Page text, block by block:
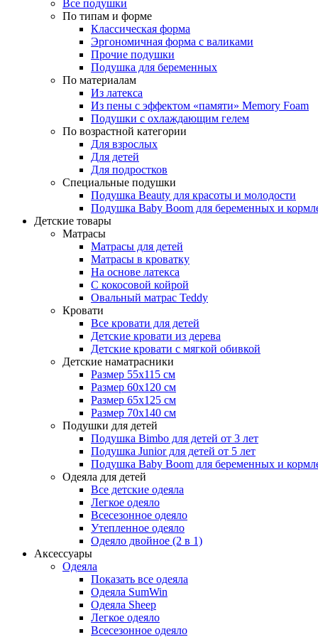
Все подушки
По типам и форме
Классическая форма
Эргономичная форма с валиками
Прочие подушки
Подушка для беременных
По материалам
Из латекса
Из пены с эффектом «памяти» Memory Foam
Подушки с охлаждающим гелем
По возрастной категории
Для взрослых
Для детей
Для подростков
Специальные подушки
Подушка Beauty для красоты и молодости
Подушка Baby Boom для беременных и
Детские товары
Матрасы
Матрасы для детей
Матрасы в кроватку
На основе латекса
С кокосовой койрой
Овальный матрас Teddy
Кровати
Все кровати для детей
Детские кровати из дерева
Детские кровати с мягкой обивкой
Детские наматрасники
Размер 55x115 см
Размер 60x120 см
Размер 65x125 см
Размер 70x140 см
Подушки для детей
Подушка Bimbo для детей от 3 лет
Подушка Junior для детей от 5 лет
Подушка Baby Boom для беременных и
Одеяла для детей
Все детские одеяла
Легкое одеяло
Всесезонное одеяло
Утепленное одеяло
Одеяло двойное (2 в 1)
Аксессуары
Одеяла
Показать все одеяла
Одеяла SumWin
Одеяла Sheep
Легкое одеяло
Всесезонное одеяло